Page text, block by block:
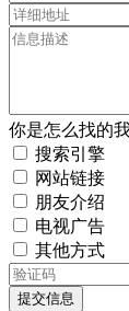
你是怎么找的
搜索引擎
网站链接
朋友介绍
电视广告
其他方式
提交信息